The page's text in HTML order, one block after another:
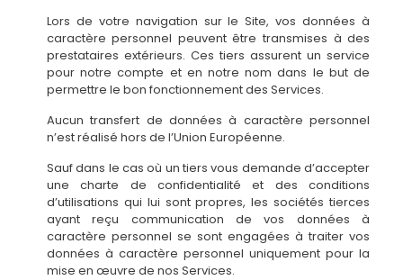
Lors de votre navigation sur le Site, vos données à
caractère personnel peuvent être transmises à des
prestataires extérieurs. Ces tiers assurent un service
pour notre compte et en notre nom dans le but de
permettre le bon fonctionnement des Services.
Aucun transfert de données à caractère personnel
n’est réalisé hors de l’Union Européenne.
Sauf dans le cas où un tiers vous demande d’accepter
une charte de confidentialité et des conditions
d’utilisations qui lui sont propres, les sociétés tierces
ayant reçu communication de vos données à
caractère personnel se sont engagées à traiter vos
données à caractère personnel uniquement pour la
mise en œuvre de nos Services.